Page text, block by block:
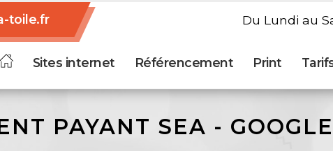
toile.fr Du Lundi au
Sites internet Référencement Print
PAYANT SEA -